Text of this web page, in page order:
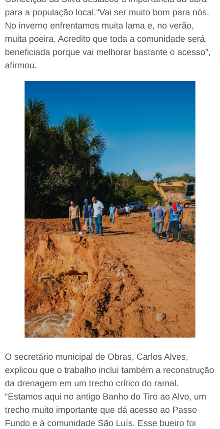
para a população local.“Vai ser muito bom para nós.
No inverno enfrentamos muita lama e, no verão,
muita poeira. Acredito que toda a comunidade será
beneficiada porque vai melhorar bastante o acesso”,
afirmou.
O secretário municipal de Obras, Carlos Alves,
explicou que o trabalho inclui também a reconstrução
da drenagem em um trecho crítico do ramal.
“Estamos aqui no antigo Banho do Tiro ao Alvo, um
trecho muito importante que dá acesso ao Passo
Fundo e à comunidade São Luís. Esse bueiro foi